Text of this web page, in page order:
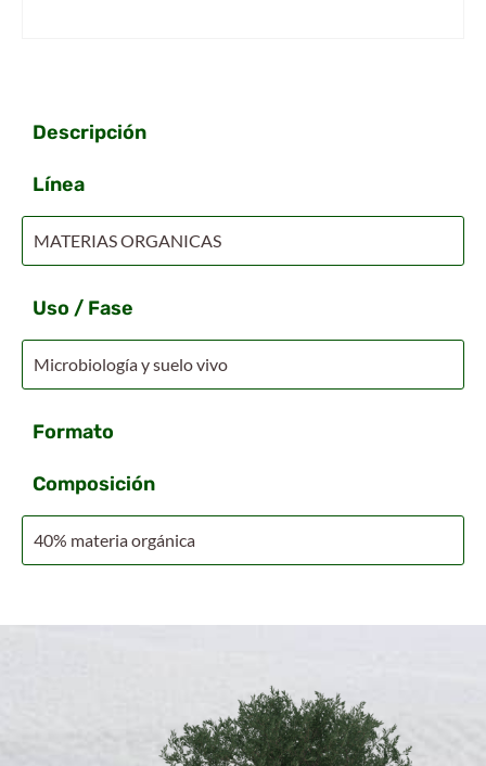
Descripción
Línea
MATERIAS ORGANICAS
Uso / Fase
Microbiología y suelo vivo
Formato
Composición
40% materia orgánica